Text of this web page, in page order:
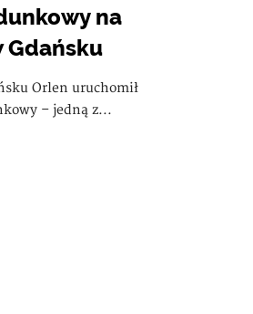
na
Gdańsku
Orlen uruchomił
– jedną z...